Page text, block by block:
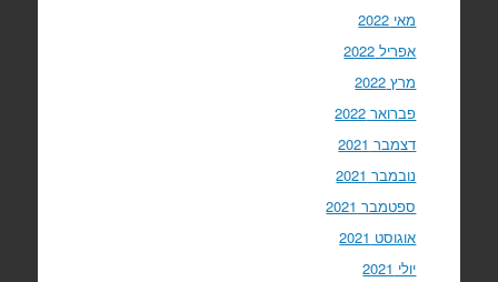
מאי 2022
אפריל 2022
מרץ 2022
פברואר 2022
דצמבר 2021
נובמבר 2021
ספטמבר 2021
אוגוסט 2021
יולי 2021